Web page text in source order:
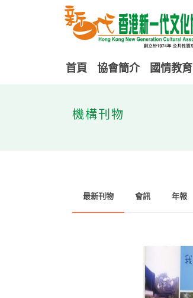
首頁 協會簡介 國情教育
機構刊物
最新刊物 會訊 年報